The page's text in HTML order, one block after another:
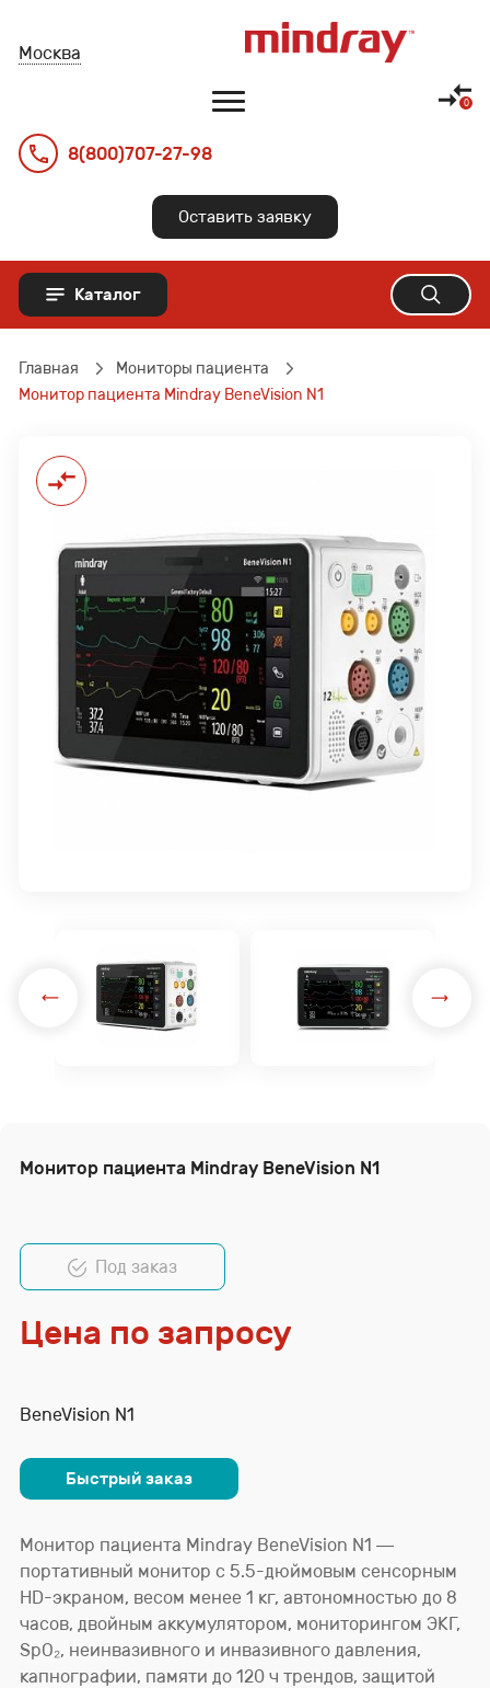
Москва
8(800)707-27-98
Оставить заявку
Каталог
Датчики УЗИ
Наркозные аппараты
Мониторы пациента
Аппараты ИВЛ
Видеопринтеры
Принадлежности
Оборудование
Документация
Где купить?
Главная
Мониторы пациента
Монитор пациента Mindray BeneVision N1
Монитор пациента Mindray BeneVision N1
Под заказ
Цена по запросу
BeneVision N1
Быстрый заказ
Монитор пациента Mindray BeneVision N1 —
портативный монитор с 5.5-дюймовым сенсорным
HD-экраном, весом менее 1 кг, автономностью до 8
часов, двойным аккумулятором, мониторингом ЭКГ,
SpO₂, неинвазивного и инвазивного давления,
капнографии, памяти до 120 ч трендов, защитой